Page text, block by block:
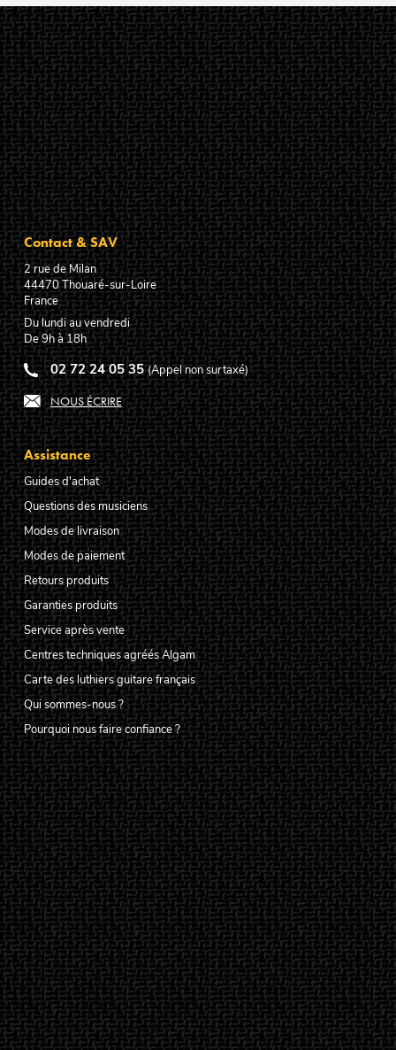
Contact & SAV
2 rue de Milan
44470Thouaré-sur-Loire
France
Du lundi au vendredi
De 9h à 18h
02 72 24 05 35 (Appel non surtaxé)
NOUS ÉCRIRE
Assistance
Guides d'achat
Questions des musiciens
Modes de livraison
Modes de paiement
Retours produits
Garanties produits
Service après vente
Centres techniques agréés Algam
Carte des luthiers guitare français
Qui sommes-nous ?
Pourquoi nous faire confiance ?